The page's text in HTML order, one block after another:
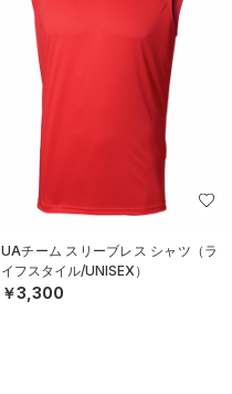
UAチーム スリーブレス シャツ（ラ
イフスタイル/UNISEX）
￥3,300